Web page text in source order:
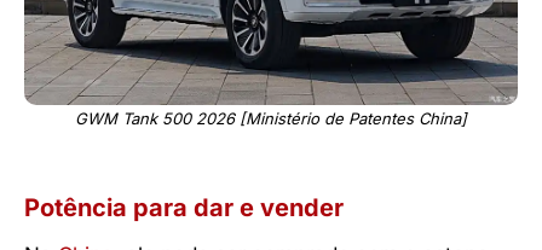
GWM Tank 500 2026 [Ministério de Patentes China]
Potência para dar e vender